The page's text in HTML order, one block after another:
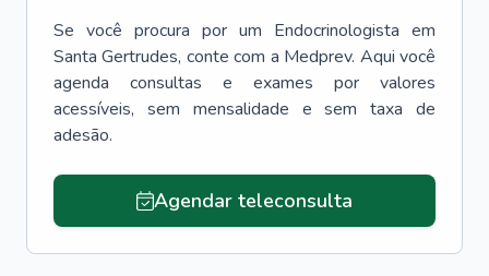
Se você procura por um Endocrinologista em
Santa Gertrudes, conte com a Medprev. Aqui você
agenda consultas e exames por valores
acessíveis, sem mensalidade e sem taxa de
adesão.
Agendar teleconsulta